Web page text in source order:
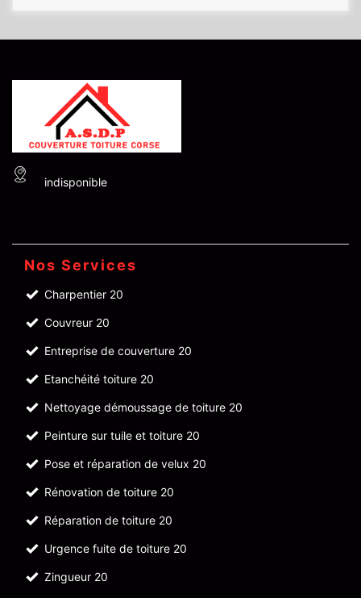
indisponible
Nos Services
Charpentier 20
Couvreur 20
Entreprise de couverture 20
Etanchéité toiture 20
Nettoyage démoussage de toiture 20
Peinture sur tuile et toiture 20
Pose et réparation de velux 20
Rénovation de toiture 20
Réparation de toiture 20
Urgence fuite de toiture 20
Zingueur 20